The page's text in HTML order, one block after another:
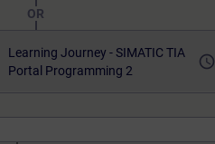
OR
Learning Journey - SIMATIC TIA
Portal Programming 2
access_time